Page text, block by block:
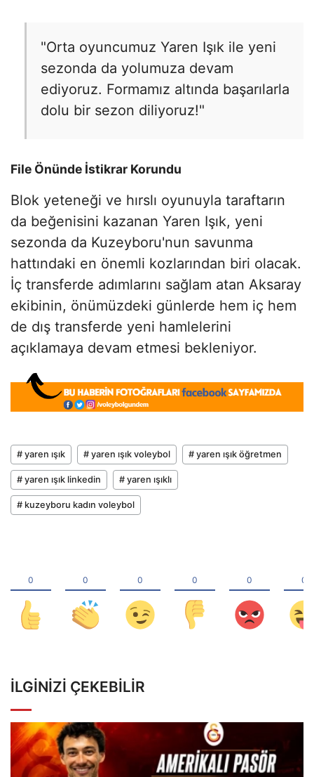
"Orta oyuncumuz Yaren Işık ile yeni
sezonda da yolumuza devam
ediyoruz. Formamız altında başarılarla
dolu bir sezon diliyoruz!"
File Önünde İstikrar Korundu
Blok yeteneği ve hırslı oyunuyla taraftarın
da beğenisini kazanan Yaren Işık, yeni
sezonda da Kuzeyboru'nun savunma
hattındaki en önemli kozlarından biri olacak.
İç transferde adımlarını sağlam atan Aksaray
ekibinin, önümüzdeki günlerde hem iç hem
de dış transferde yeni hamlelerini
açıklamaya devam etmesi bekleniyor.
# yaren ışık # yaren ışık voleybol # yaren ışık öğretmen
# yaren ışık linkedin # yaren ışıklı
# kuzeyboru kadın voleybol
İLGINIZI ÇEKEBILIR